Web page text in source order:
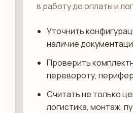
в работу до оплаты и
Уточнить
наличие
Проверить
перевороту,
Считать не только
логистика, монтаж,